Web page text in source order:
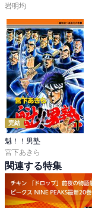
岩明均
完結
魁！！男塾
宮下あきら
関連する特集